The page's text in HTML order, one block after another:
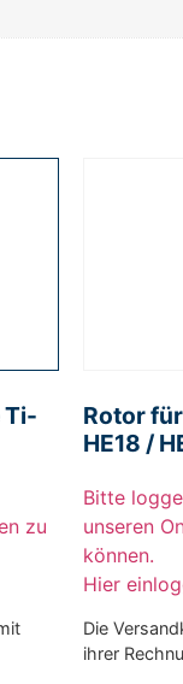
Ti-
zu
Rotor
HE18 /
Bitte
unseren
können.
Hier
Die
ihrer